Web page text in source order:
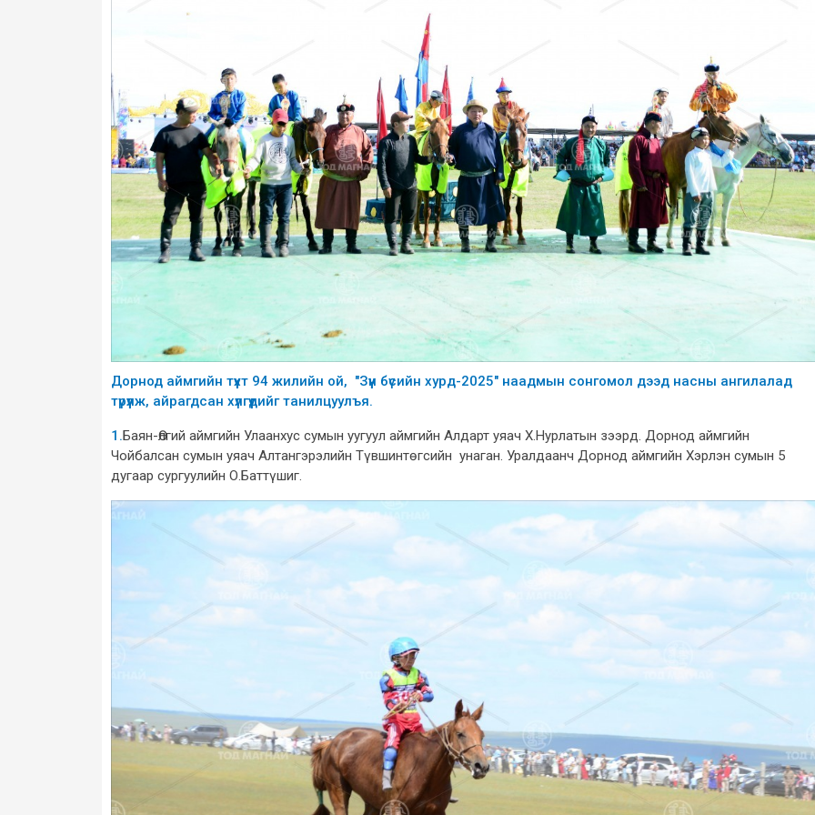
Дорнод аймгийн түүхт 94 жилийн ой, "Зүүн бүсийн хурд-2025" наадмын сонгомол дээд насны ангилалад
түрүүлж, айрагдсан хүлгүүдийг танилцуулъя.
1.Баян-Өлгий аймгийн Улаанхус сумын уугуул аймгийн Алдарт уяач Х.Нурлатын зээрд. Дорнод аймгийн
Чойбалсан сумын уяач Алтангэрэлийн Түвшинтөгсийн унаган. Уралдаанч Дорнод аймгийн Хэрлэн сумын 5
дугаар сургуулийн О.Баттүшиг.